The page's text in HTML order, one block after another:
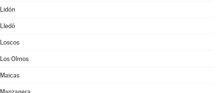
Lidón
Lledó
Loscos
Los Olmos
Maicas